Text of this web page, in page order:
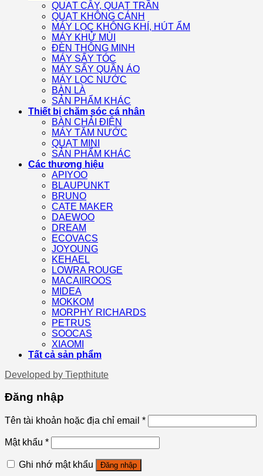
QUẠT CÂY, QUẠT TRẦN
QUẠT KHÔNG CÁNH
MÁY LỌC KHÔNG KHÍ, HÚT ẨM
MÁY KHỬ MÙI
ĐÈN THÔNG MINH
MÁY SẤY TÓC
MÁY SẤY QUẦN ÁO
MÁY LỌC NƯỚC
BÀN LÀ
SẢN PHẨM KHÁC
Thiết bị chăm sóc cá nhân
BÀN CHẢI ĐIỆN
MÁY TĂM NƯỚC
QUẠT MINI
SẢN PHẨM KHÁC
Các thương hiệu
APIYOO
BLAUPUNKT
BRUNO
CATE MAKER
DAEWOO
DREAM
ECOVACS
JOYOUNG
KEHAEL
LOWRA ROUGE
MACAIIROOS
MIDEA
MOKKOM
MORPHY RICHARDS
PETRUS
SOOCAS
XIAOMI
Tất cả sản phẩm
Developed by Tiepthitute
Đăng nhập
Tên tài khoản hoặc địa chỉ email *
Mật khẩu *
Ghi nhớ mật khẩu Đăng nhập